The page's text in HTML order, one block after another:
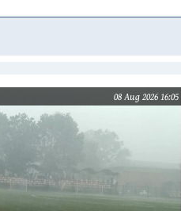
08 Aug 2026 16:05